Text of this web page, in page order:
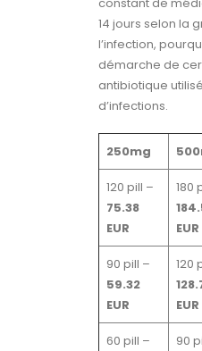
14 jours selon la
l’infection,
démarche de
antibiotique
d’infections.
250mg
120 pill –
75.38
EUR
180
EUR
90 pill –
59.32
EUR
120
EUR
60 pill –
90